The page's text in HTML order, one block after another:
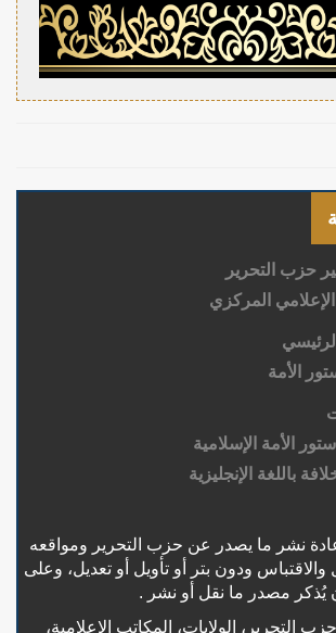
حزب التحرير
المركزي
الأمة
الأمة الإسلامية
باللغة الإنجليزية
نشر ما يصدر عن حزب التحرير ومواقعه
والاقتباس ودون بتر أو تأويل أو تعديل، وعلى
يُذكر مصدر ما نقل أو نشر .
التحرير، الولايات، المكاتب الإعلامية،